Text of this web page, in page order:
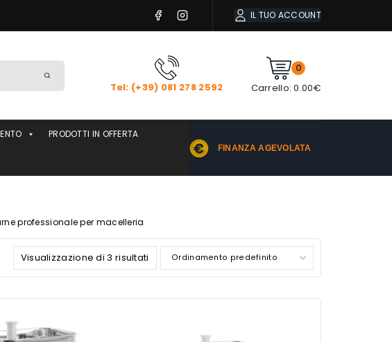
IL TUO ACCOUNT
Tel: (+39) 081 278 2592
0
Carrello: 0.00€
PRODOTTI IN OFFERTA
FINANZA AGEVOLATA
professionale per macelleria
Visualizzazione di 3 risultati